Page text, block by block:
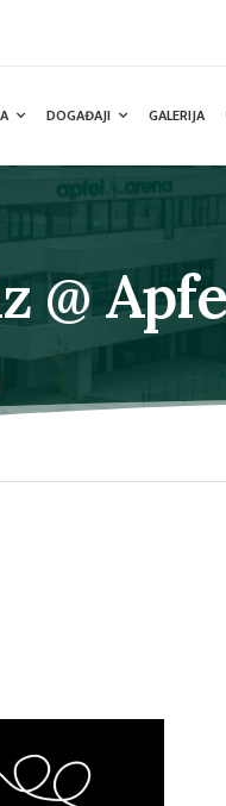
DOGAĐAJI GALERIJA
@